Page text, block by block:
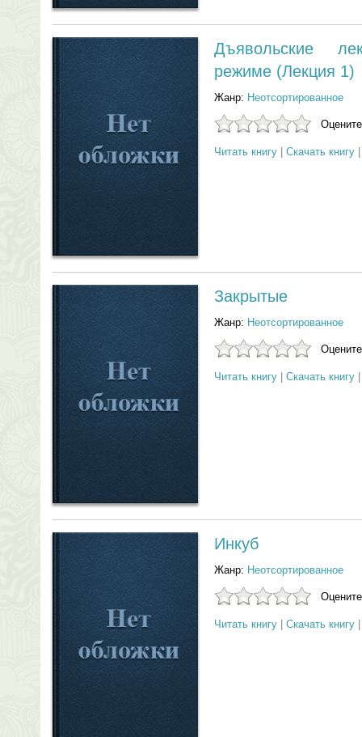
Дъявольские
режиме (Лекция 1)
Жанр: Неотсортированное
Читать книгу Скачать книгу
Закрытые
Жанр: Неотсортированное
Читать книгу Скачать книгу
Инкуб
Жанр: Неотсортированное
Читать книгу Скачать книгу